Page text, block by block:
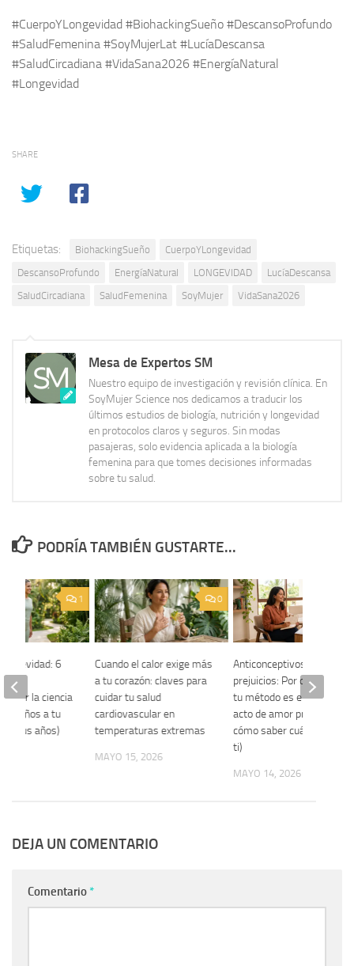
#CuerpoYLongevidad #BiohackingSueño #DescansoProfundo
#SaludFemenina #SoyMujerLat #LucíaDescansa
#SaludCircadiana #VidaSana2026 #EnergíaNatural
#Longevidad
SHARE
Etiquetas: BiohackingSueño
CuerpoYLongevidad
DescansoProfundo
EnergíaNatural LONGEVIDAD
LucíaDescansa
SaludCircadiana
SaludFemenina SoyMujer VidaSana2026
Mesa de Expertos SM
Nuestro equipo de investigación y revisión clínica. En
SoyMujer Science nos dedicamos a traducir los
últimos estudios de biología, nutrición y longevidad
en protocolos claros y seguros. Sin modas
pasajeras, solo evidencia aplicada a la biología
femenina para que tomes decisiones informadas
sobre tu salud.
PODRÍA TAMBIÉN GUSTARTE...
0
Cuando el calor exige más
a tu corazón: claves para
cuidar tu salud
cardiovascular en
temperaturas extremas
MAYO 15, 2026
Anticonceptivos sin
prejuicios: Por qué elegir
tu método es el mayor
acto de amor propio (y
cómo saber cuál es para
ti)
MAYO 14, 2026
1
6
por la ciencia
años a tu
a tus años)
DEJA UN COMENTARIO
Comentario *